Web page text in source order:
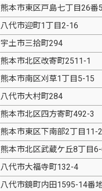
熊本市東区戸島七丁目26番
八代市迎町1丁目2-16
宇土市三拾町294
熊本市北区改寄町2511-1
熊本市南区刈草1丁目5-15
八代市大村町284
熊本市北区四方寄町492-3
熊本市東区下南部2丁目11-
熊本市北区武蔵ケ丘8丁目
八代市大福寺町132-4
八代市鏡町内田1595-14番